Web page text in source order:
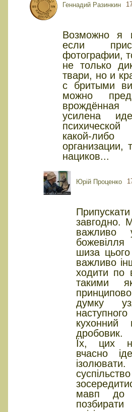
Геннадий Разинкин
Возможно я
если
фотографии,
не только
твари, но и
с бритыми
можно
усилена
какой-либо
организации,
нациков...
Юрiй Проценко
завгодно.
шиза
важливо
ходити по
такими
думку
дробовик.
Їх, цих
вчасно
мавп до